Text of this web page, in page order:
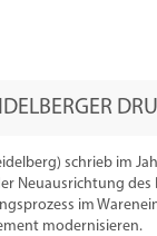
schrieb im
Neuausrichtung
im
modernisieren.